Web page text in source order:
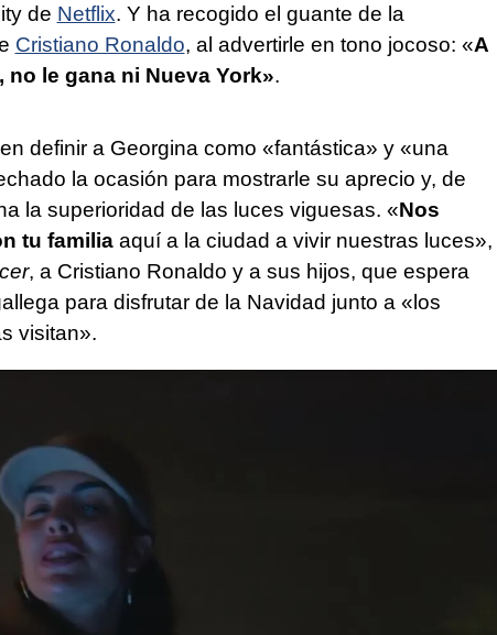
de Netflix. Y ha recogido el guante de la
Cristiano Ronaldo, al advertirle en tono jocoso: «A
le gana ni Nueva York».
definir a Georgina como «fantástica» y «una
la ocasión para mostrarle su aprecio y, de
la superioridad de las luces viguesas. «Nos
tu familiaaquí a la ciudad a vivir nuestras luces»,
, a Cristiano Ronaldo y a sus hijos, que espera
para disfrutar de la Navidad junto a «los
visitan».